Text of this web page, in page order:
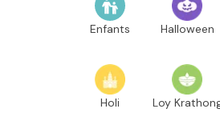
Enfants Halloween
Holi Loy